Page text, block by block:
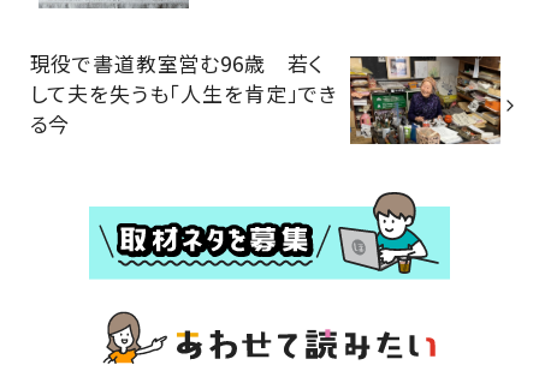
現役で書道教室営む96歳 若く
して夫を失うも「人生を肯定」でき
る今